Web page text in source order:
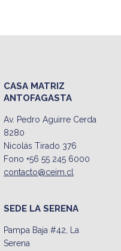
CASA MATRIZ
ANTOFAGASTA
Av. Pedro Aguirre Cerda
8280
Nicolás Tirado 376
Fono +56 55 245 6000
contacto@ceim.cl
SEDE LA SERENA
Pampa Baja #42, La
Serena